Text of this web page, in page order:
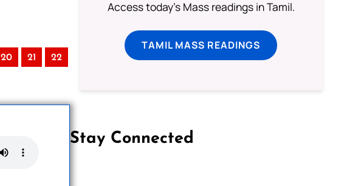
20 21 22
Access today's Mass readings in Tamil.
TAMIL MASS READINGS
Stay Connected